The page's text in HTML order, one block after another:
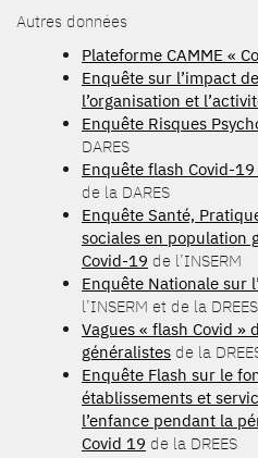
Autres données
Plateforme CAMME «
Enquête sur l’impact
l’organisation et
Enquête Risques
DARES
Enquête flash Covid-
de la DARES
Enquête Santé,
sociales en population
Covid-19 de l’INSERM
Enquête Nationale sur
l’INSERM et de la DREES
Vagues « flash Covid »
généralistesde la
Enquête Flash sur le
établissements et
l’enfance pendant la
Covid 19 de la DREES